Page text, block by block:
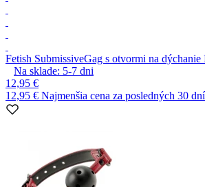
Fetish SubmissiveGag s otvormi na dýchanie
Na sklade: 5-7 dni
12,95 €
12,95 € Najmenšia cena za posledných 30